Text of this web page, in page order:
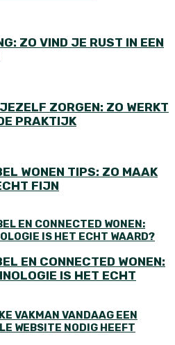
ZO VIND JE RUST IN EEN
ZORGEN: ZO WERKT
PRAKTIJK
WONEN TIPS: ZO MAAK
FIJN
EN CONNECTED WONEN:
IS HET ECHT